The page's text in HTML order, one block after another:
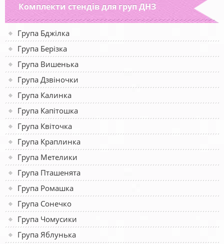
Комплекти стендів для груп ДНЗ
Група Бджілка
Група Берізка
Група Вишенька
Група Дзвіночки
Група Калинка
Група Капітошка
Група Квіточка
Група Краплинка
Група Метелики
Група Пташенята
Група Ромашка
Група Сонечко
Група Чомусики
Група Яблунька